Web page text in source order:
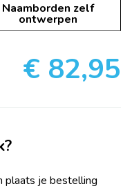
Naamborden zelf
ontwerpen
€ 82,95
plaats je bestelling